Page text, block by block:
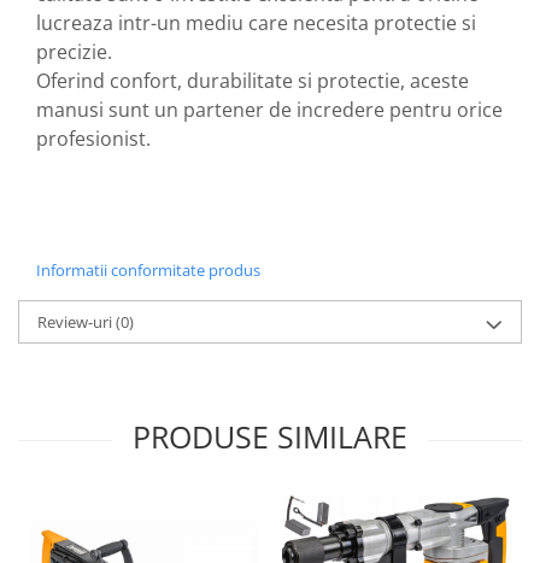
lucreaza intr-un mediu care necesita protectie si
precizie.
Oferind confort, durabilitate si protectie, aceste
manusi sunt un partener de incredere pentru orice
profesionist.
Informatii conformitate produs
Review-uri(0)
PRODUSE SIMILARE